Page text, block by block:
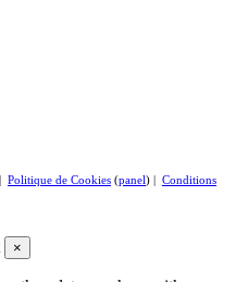
Politique de Cookies (panel) | Conditions
×